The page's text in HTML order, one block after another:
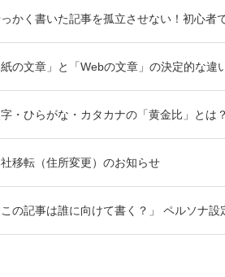
かく書いた記事を孤立させない！初心者
紙の文章」と「Webの文章」の決定的な違
・ひらがな・カタカナの「黄金比」とは
移転（住所変更）のお知らせ
この記事は誰に向けて書く？」 ペルソナ